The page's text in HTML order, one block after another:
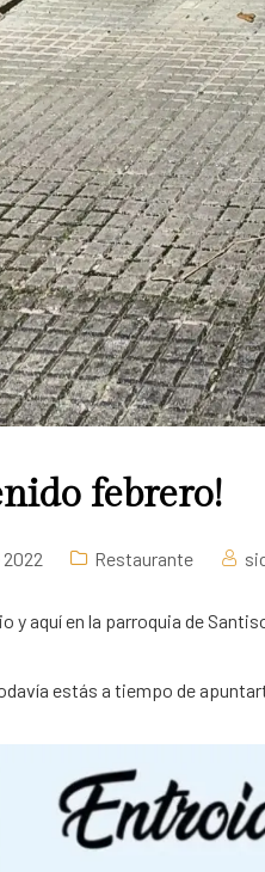
febrero!
2022 Restaurante
y aquí en la parroquia de
estás a tiempo de